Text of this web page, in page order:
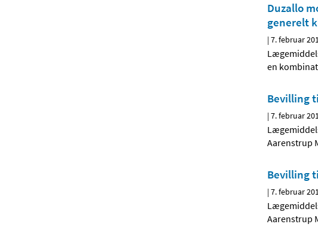
Duzallo
generelt
|7. februar
en
Bevilling
|7. februar
Aarenstrup
Bevilling
|7. februar
Aarenstrup